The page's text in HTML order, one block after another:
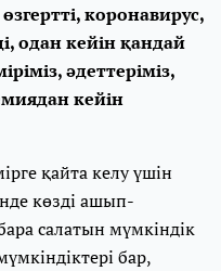
коронавирус,
одан кейін қандай
әдеттеріміз,
кейін
қайта келу үшін
көзді ашып-
салатын мүмкіндік
бар,